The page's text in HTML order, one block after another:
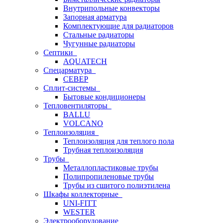
Внутрипольные конвекторы
Запорная арматура
Комплектующие для радиаторов
Стальные радиаторы
Чугунные радиаторы
Септики
AQUATECH
Спецарматура
СЕВЕР
Сплит-системы
Бытовые кондиционеры
Тепловентиляторы
BALLU
VOLCANO
Теплоизоляция
Теплоизоляция для теплого пола
Трубная теплоизоляция
Трубы
Металлопластиковые трубы
Полипропиленовые трубы
Трубы из сшитого полиэтилена
Шкафы коллекторные
UNI-FITT
WESTER
Электрооборудование